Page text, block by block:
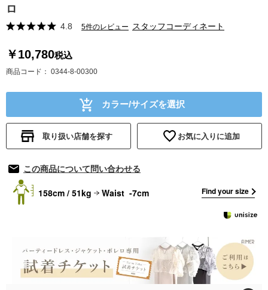
ロ
4.8 5件のレビュー スタッフコーディネート
￥10,780税込
商品コード 0344-8-00300
カラー/サイズを選択
取り扱い店舗を探す お気に入りに追加
この商品について問い合わせる
158cm / 51kg Waist -7cm Find your size